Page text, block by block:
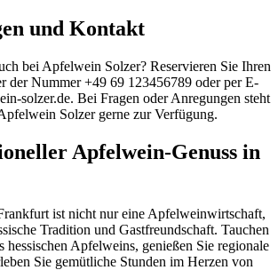
und Kontakt
bei Apfelwein Solzer? Reservieren Sie Ihren
der Nummer +49 69 123456789 oder per E-
solzer.de. Bei Fragen oder Anregungen steht
Solzer gerne zur Verfügung.
Apfelwein-Genuss in
ist nicht nur eine Apfelweinwirtschaft,
Tradition und Gastfreundschaft. Tauchen
hessischen Apfelweins, genießen Sie regionale
Sie gemütliche Stunden im Herzen von